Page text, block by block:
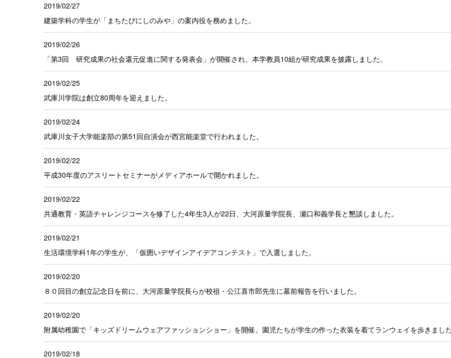
2019/02/27
建築学科の学生が「まちたびにしのみや」の案内役を務めました。
2019/02/26
「第3回 研究成果の社会還元促進に関する発表会」が開催され、本学教員10組が研究成果を披露しました。
2019/02/25
武庫川学院は創立80周年を迎えました。
2019/02/24
武庫川女子大学能楽部の第51回自演会が西宮能楽堂で行われました。
2019/02/22
平成30年度のアスリートセミナーがメディアホールで開かれました。
2019/02/22
共通教育・英語チャレンジコースを修了した4年生3人が22日、大河原量学院長、瀬口和義学長と懇談しました。
2019/02/21
生活環境学科1年の学生が、「仮囲いデザインアイデアコンテスト」で入選しました。
2019/02/20
８０回目の創立記念日を前に、大河原量学院長らが校祖・公江喜市郎先生に墓前報告を行いました。
2019/02/20
附属幼稚園で「キッズドリームウェアファッションショー」を開催。園児たちが学生の作った衣装を着てランウェイを歩きました
2019/02/18